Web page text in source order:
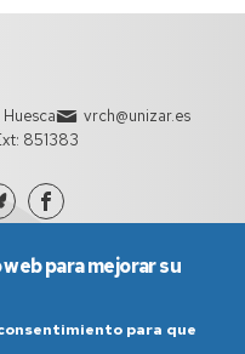
vrch@unizar.es
851383
para mejorar su
para que